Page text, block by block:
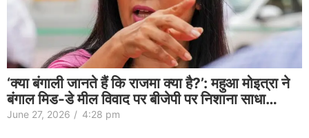
‘क्या बंगाली जानते हैं कि राजमा क्या है?’: महुआ मोइत्रा ने
बंगाल मिड-डे मील विवाद पर बीजेपी पर निशाना साधा…
June 27, 2026 / 4:28 pm